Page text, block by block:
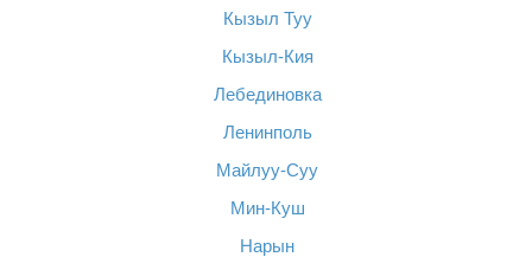
Кызыл Туу
Кызыл-Кия
Лебединовка
Ленинполь
Майлуу-Суу
Мин-Куш
Нарын